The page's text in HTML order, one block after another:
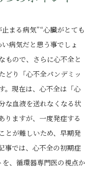
まる病気”“心臓がとても
病気だと思う事でしょ
もので、さらに心不全と
どり「心不全パンデミッ
。現在は、心不全は「心
な血液を送れなくなる状
りますが、一度発症する
とが難しいため、早期発
事では、心不全の初期症
、循環器専門医の視点か